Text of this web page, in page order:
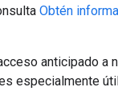
Obtén
anticipado a
especialmente